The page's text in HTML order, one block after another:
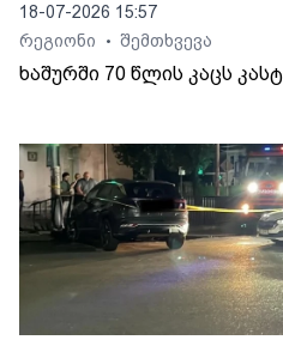
18-07-2026 15:57
რეგიონი
• შემთხვევა
ხაშურში 70 წლის კაცს